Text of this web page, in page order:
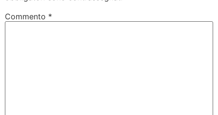
Commento *